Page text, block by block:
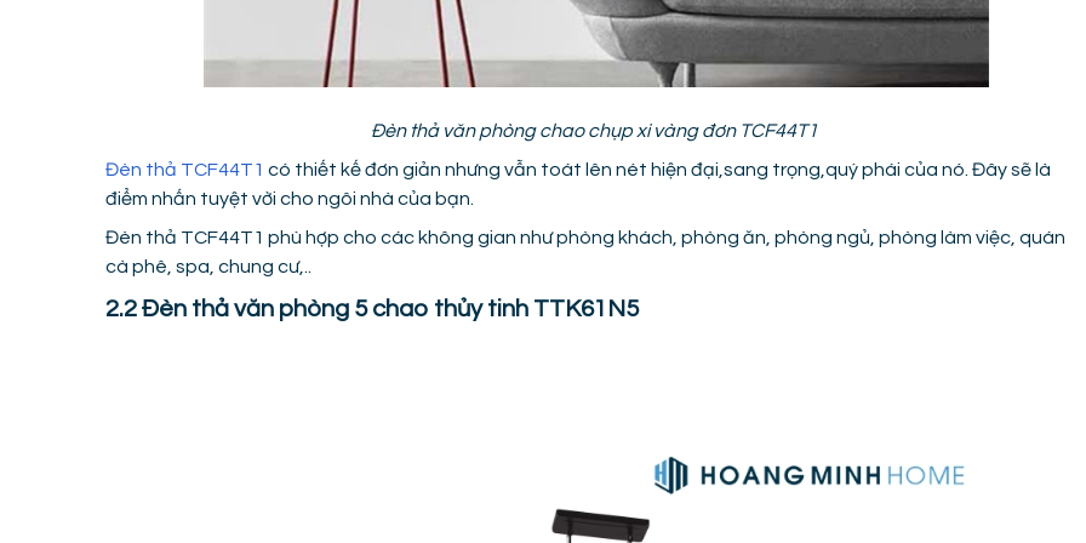
Đèn thả văn phòng chao chụp xi vàng đơn TCF44T1
Đèn thả TCF44T1 có thiết kế đơn giản nhưng vẫn toát lên nét hiện đại,sang trọng,quý phái của nó. Đây sẽ là
điểm nhấn tuyệt vời cho ngôi nhà của bạn.
Đèn thả TCF44T1 phù hợp cho các không gian như phòng khách, phòng ăn, phòng ngủ, phòng làm việc, quán
cà phê, spa, chung cư,..
2.2 Đèn thả văn phòng 5 chao thủy tinh TTK61N5